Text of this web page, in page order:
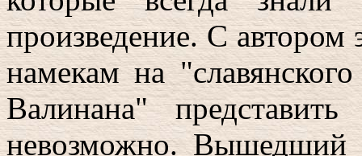
произведение. С
намекам на
Валинана"
невозможно. Вышедший